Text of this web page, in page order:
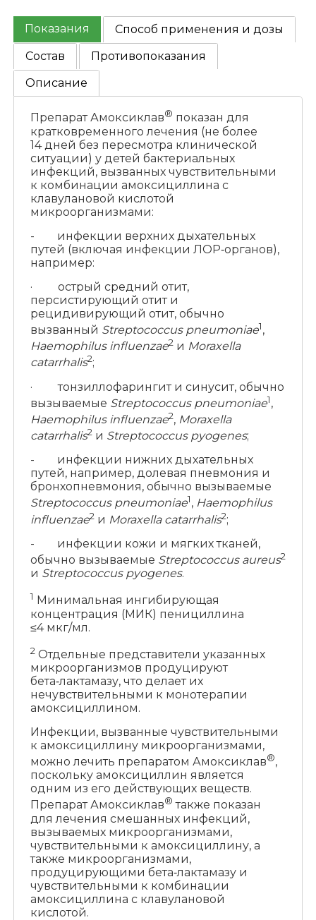
Показания
Способ применения и дозы
Состав
Противопоказания
Описание
Препарат Амоксиклав® показан для
кратковременного лечения (не более
14 дней без пересмотра клинической
ситуации) у детей бактериальных
инфекций, вызванных чувствительными
к комбинации амоксициллина с
клавулановой кислотой
микроорганизмами:
- инфекции верхних дыхательных
путей (включая инфекции ЛОР‑органов),
например:
· острый средний отит,
персистирующий отит и
рецидивирующий отит, обычно
вызванный Streptococcus pneumoniae1,
Haemophilus influenzae2и Moraxella
catarrhalis2;
· тонзиллофарингит и синусит, обычно
вызываемые Streptococcus pneumoniae1,
Haemophilus influenzae2, Moraxella
catarrhalis2и Streptococcus pyogenes;
- инфекции нижних дыхательных
путей, например, долевая пневмония и
бронхопневмония, обычно вызываемые
Streptococcus pneumoniae1, Haemophilus
influenzae2и Moraxella catarrhalis2;
- инфекции кожи и мягких тканей,
обычно вызываемые Streptococcus aureus2
и Streptococcus pyogenes.
1 Минимальная ингибирующая
концентрация (МИК) пенициллина
≤4 мкг/мл.
2Отдельные представители указанных
микроорганизмов продуцируют
бета‑лактамазу, что делает их
нечувствительными к монотерапии
амоксициллином.
Инфекции, вызванные чувствительными
к амоксициллину микроорганизмами,
можно лечить препаратом Амоксиклав®,
поскольку амоксициллин является
одним из его действующих веществ.
Препарат Амоксиклав® также показан
для лечения смешанных инфекций,
вызываемых микроорганизмами,
чувствительными к амоксициллину, а
также микроорганизмами,
продуцирующими бета‑лактамазу и
чувствительными к комбинации
амоксициллина с клавулановой
кислотой.